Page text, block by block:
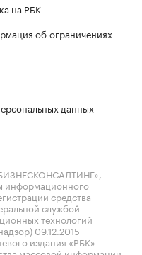
на РБК
об ограничениях
данных
информационного
средства
службой
технологий
09.12.2015
издания «РБК»